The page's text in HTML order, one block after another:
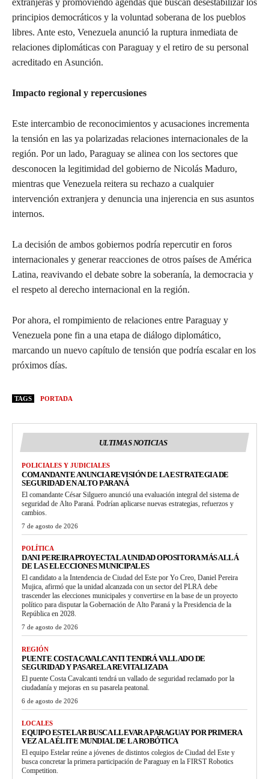
principios democráticos y la voluntad soberana de los pueblos
libres. Ante esto, Venezuela anunció la ruptura inmediata de
relaciones diplomáticas con Paraguay y el retiro de su personal
acreditado en Asunción.
Impacto regional y repercusiones
Este intercambio de reconocimientos y acusaciones incrementa
la tensión en las ya polarizadas relaciones internacionales de la
región. Por un lado, Paraguay se alinea con los sectores que
desconocen la legitimidad del gobierno de Nicolás Maduro,
mientras que Venezuela reitera su rechazo a cualquier
intervención extranjera y denuncia una injerencia en sus asuntos
internos.
La decisión de ambos gobiernos podría repercutir en foros
internacionales y generar reacciones de otros países de América
Latina, reavivando el debate sobre la soberanía, la democracia y
el respeto al derecho internacional en la región.
Por ahora, el rompimiento de relaciones entre Paraguay y
Venezuela pone fin a una etapa de diálogo diplomático,
marcando un nuevo capítulo de tensión que podría escalar en los
próximos días.
TAGS PORTADA
ULTIMAS NOTICIAS
POLICIALES Y JUDICIALES
COMANDANTE ANUNCIA REVISIÓN DE LA ESTRATEGIA DE
SEGURIDAD EN ALTO PARANÁ
El comandante César Silguero anunció una evaluación integral del sistema de
seguridad de Alto Paraná. Podrían aplicarse nuevas estrategias, refuerzos y
cambios.
7 de agosto de 2026
POLÍTICA
DANI PEREIRA PROYECTA LA UNIDAD OPOSITORA MÁS ALLÁ
DE LAS ELECCIONES MUNICIPALES
El candidato a la Intendencia de Ciudad del Este por Yo Creo, Daniel Pereira
Mujica, afirmó que la unidad alcanzada con un sector del PLRA debe
trascender las elecciones municipales y convertirse en la base de un proyecto
político para disputar la Gobernación de Alto Paraná y la Presidencia de la
República en 2028.
7 de agosto de 2026
REGIÓN
PUENTE COSTA CAVALCANTI TENDRÁ VALLADO DE
SEGURIDAD Y PASARELA REVITALIZADA
El puente Costa Cavalcanti tendrá un vallado de seguridad reclamado por la
ciudadanía y mejoras en su pasarela peatonal.
6 de agosto de 2026
LOCALES
EQUIPO ESTELAR BUSCA LLEVAR A PARAGUAY POR PRIMERA
VEZ A LA ÉLITE MUNDIAL DE LA ROBÓTICA
El equipo Estelar reúne a jóvenes de distintos colegios de Ciudad del Este y
busca concretar la primera participación de Paraguay en la FIRST Robotics
Competition.